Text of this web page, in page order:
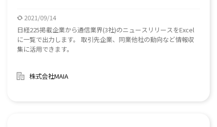
2021/09/14
日経225掲載企業から通信業界(3社)のニュースリリースをExcel
に一覧で出力します。 取引先企業、同業他社の動向など情報収
集に活用できます。
株式会社MAIA